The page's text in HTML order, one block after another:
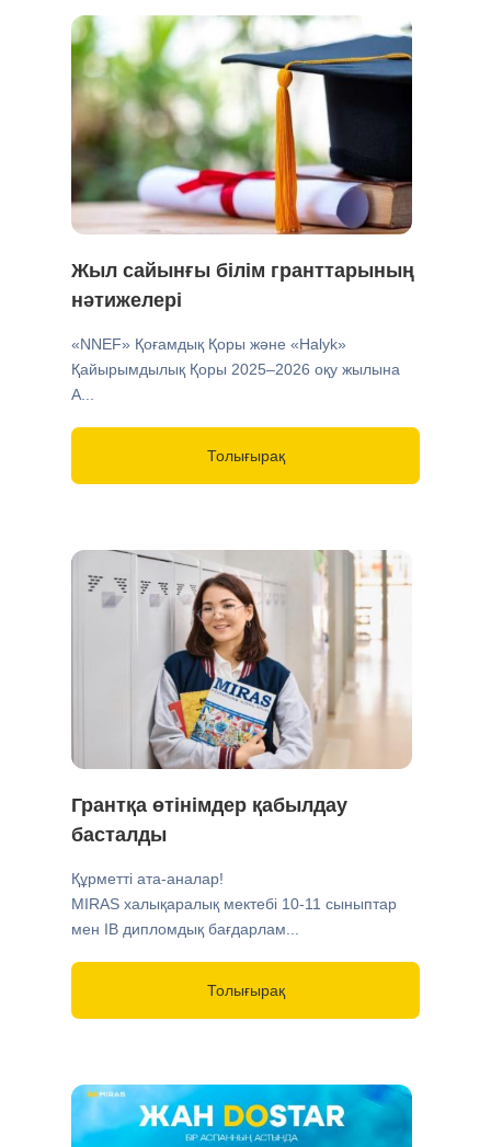
Жыл сайынғы білім гранттарының
нәтижелері
«NNEF» Қоғамдық Қоры және «Halyk»
Қайырымдылық Қоры 2025–2026 оқу жылына
А...
Толығырақ
Грантқа өтінімдер қабылдау
басталды
Құрметті ата-аналар!
MIRAS халықаралық мектебі 10-11 сыныптар
мен IB дипломдық бағдарлам...
Толығырақ